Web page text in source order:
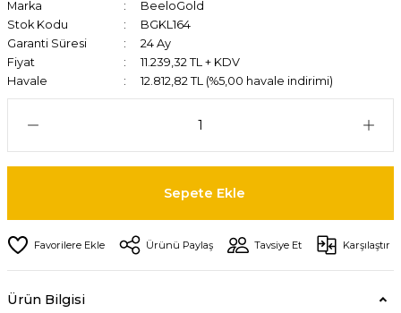
Marka
BeeloGold
Stok Kodu
BGKL164
Garanti Süresi
24 Ay
Fiyat
11.239,32 TL + KDV
Havale
12.812,82 TL (%5,00 havale indirimi)
Sepete Ekle
Ürünü Paylaş Tavsiye Et Karşılaştır
Ürün Bilgisi